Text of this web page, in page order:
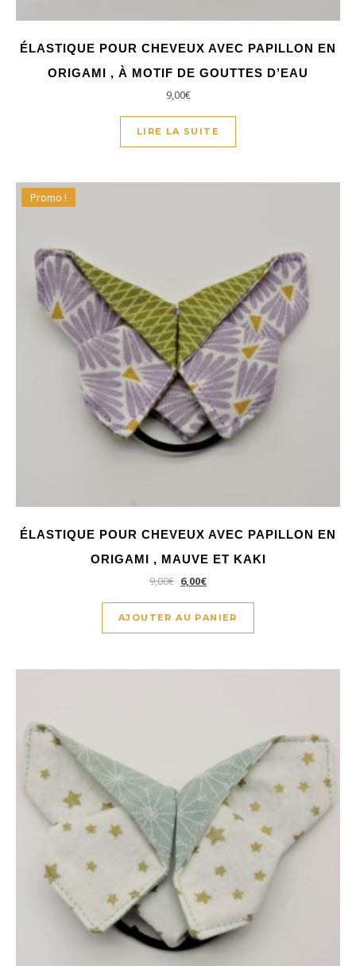
ÉLASTIQUE POUR CHEVEUX AVEC PAPILLON EN
ORIGAMI , À MOTIF DE GOUTTES D’EAU
9,00€
LIRE LA SUITE
Promo !
ÉLASTIQUE POUR CHEVEUX AVEC PAPILLON EN
ORIGAMI , MAUVE ET KAKI
9,00€ 6,00€
AJOUTER AU PANIER